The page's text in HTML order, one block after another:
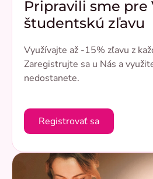
Pripravili sme pre
študentskú zľavu
Využívajte až -15% zľavu z
Zaregistrujte sa u Nás a
nedostanete.
Registrovať sa